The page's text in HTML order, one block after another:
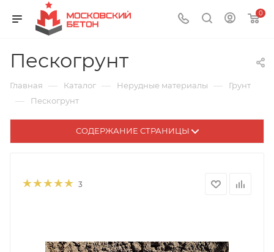
0
Пескогрунт
Главная — Каталог — Нерудные материалы — Грунт
— Пескогрунт
СОДЕРЖАНИЕ СТРАНИЦЫ
3